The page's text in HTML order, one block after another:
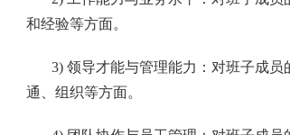
和经验等方面。
3) 领导才能与管理能力：对班子成
通、组织等方面。